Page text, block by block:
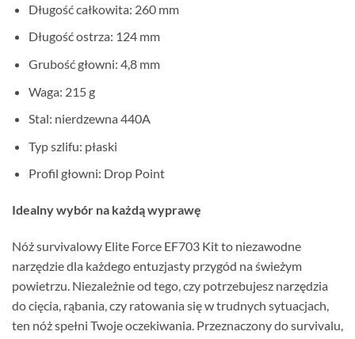
Długość całkowita: 260 mm
Długość ostrza: 124 mm
Grubość głowni: 4,8 mm
Waga: 215 g
Stal: nierdzewna 440A
Typ szlifu: płaski
Profil głowni: Drop Point
Idealny wybór na każdą wyprawę
Nóż survivalowy Elite Force EF703 Kit to niezawodne
narzędzie dla każdego entuzjasty przygód na świeżym
powietrzu. Niezależnie od tego, czy potrzebujesz narzędzia
do cięcia, rąbania, czy ratowania się w trudnych sytuacjach,
ten nóż spełni Twoje oczekiwania. Przeznaczony do survivalu,